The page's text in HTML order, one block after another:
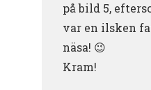
på bild 5,
var en ilsken
näsa! 😉
Kram!